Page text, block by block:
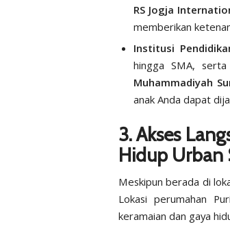
RS Jogja
memberikan
Institusi
hingga SMA,
Muhammadiyah
anak Anda dapat
3. Akses
Hidup Urban
Meskipun berada di
Lokasi perumahan
keramaian dan gaya